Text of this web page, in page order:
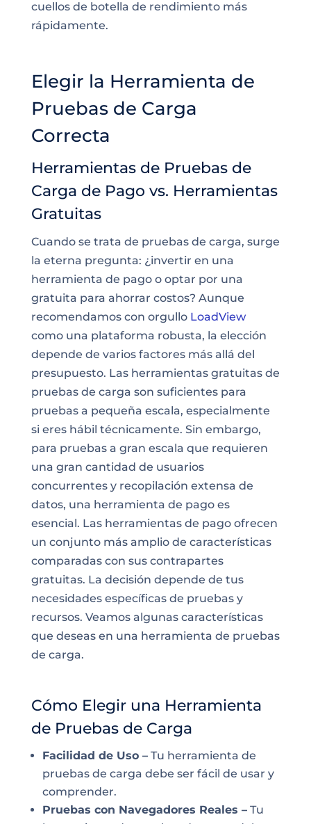
cuellos de botella de rendimiento más
rápidamente.
Elegir la Herramienta de
Pruebas de Carga
Correcta
Herramientas de Pruebas de
Carga de Pago vs. Herramientas
Gratuitas
Cuando se trata de pruebas de carga, surge
la eterna pregunta: ¿invertir en una
herramienta de pago o optar por una
gratuita para ahorrar costos? Aunque
recomendamos con orgullo LoadView
como una plataforma robusta, la elección
depende de varios factores más allá del
presupuesto. Las herramientas gratuitas de
pruebas de carga son suficientes para
pruebas a pequeña escala, especialmente
si eres hábil técnicamente. Sin embargo,
para pruebas a gran escala que requieren
una gran cantidad de usuarios
concurrentes y recopilación extensa de
datos, una herramienta de pago es
esencial. Las herramientas de pago ofrecen
un conjunto más amplio de características
comparadas con sus contrapartes
gratuitas. La decisión depende de tus
necesidades específicas de pruebas y
recursos. Veamos algunas características
que deseas en una herramienta de pruebas
de carga.
Cómo Elegir una Herramienta
de Pruebas de Carga
Facilidad de Uso –Tu herramienta de
pruebas de carga debe ser fácil de usar y
comprender.
Pruebas con Navegadores Reales –Tu